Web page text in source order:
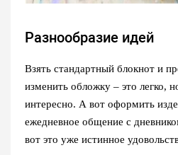
Разнообразие идей
Взять стандартный блокнот и
изменить обложку – это легко,
интересно. А вот оформить
ежедневное общение с
вот это уже истинное